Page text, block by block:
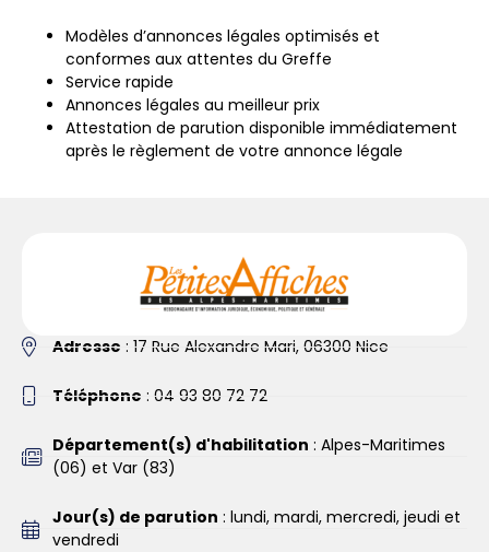
Modèles d’annonces légales optimisés et
conformes aux attentes du Greffe
Service rapide
Annonces légales au meilleur prix
Attestation de parution disponible immédiatement
après le règlement de votre annonce légale
Adresse : 17 Rue Alexandre Mari, 06300 Nice
Téléphone : 04 93 80 72 72
Département(s) d'habilitation : Alpes-Maritimes
(06) et Var (83)
Jour(s) de parution : lundi, mardi, mercredi, jeudi et
vendredi